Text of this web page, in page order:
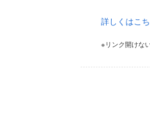
詳しくはこ
※リンク開けな